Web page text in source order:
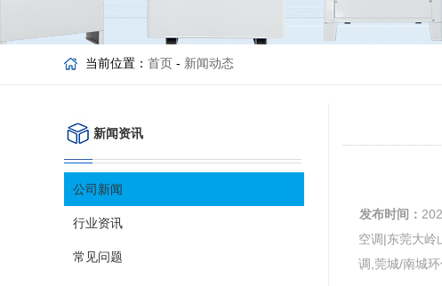
当前位置： 首页 - 新闻动态
发布时间：
空调|东莞大岭
调,莞城/南城
新闻资讯
公司新闻
行业资讯
常见问题